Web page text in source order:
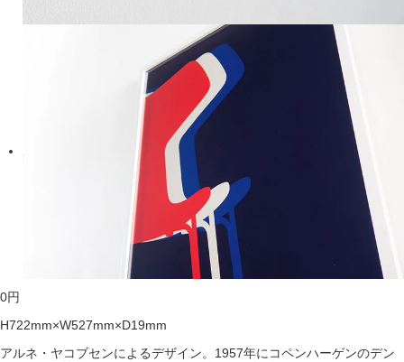
0円
H722mm×W527mm×D19mm
アルネ・ヤコブセンによるデザイン。1957年にコペンハーゲンのデン